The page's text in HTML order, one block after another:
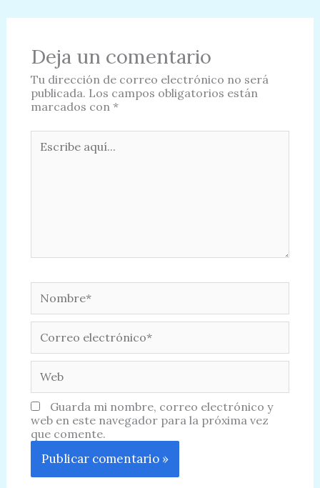
Deja un comentario
Tu dirección de correo electrónico no será
publicada. Los campos obligatorios están
marcados con *
Escribe
aquí...
Nombre*
Correo
electrónico*
Web
Guarda mi nombre, correo electrónico y
web en este navegador para la próxima vez
que comente.